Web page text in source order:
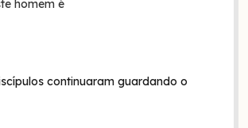
homem é
continuaram guardando o